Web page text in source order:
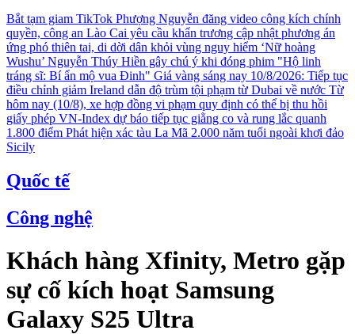
Bắt tạm giam TikTok Phượng Nguyễn đăng video công kích chính
quyền, công an Lào Cai yêu cầu khẩn trương cập nhật phương án
ứng phó thiên tai, di dời dân khỏi vùng nguy hiểm ‘Nữ hoàng
Wushu’ Nguyễn Thúy Hiền gây chú ý khi đóng phim "Hộ linh
tráng sĩ: Bí ẩn mộ vua Đinh" Giá vàng sáng nay 10/8/2026: Tiếp tục
điều chỉnh giảm Ireland dẫn độ trùm tội phạm từ Dubai về nước Từ
hôm nay (10/8), xe hợp đồng vi phạm quy định có thể bị thu hồi
giấy phép VN-Index dự báo tiếp tục giằng co và rung lắc quanh
1.800 điểm Phát hiện xác tàu La Mã 2.000 năm tuổi ngoài khơi đảo
Sicily
Quốc tế
Công nghệ
Khách hàng Xfinity, Metro gặp
sự cố kích hoạt Samsung
Galaxy S25 Ultra